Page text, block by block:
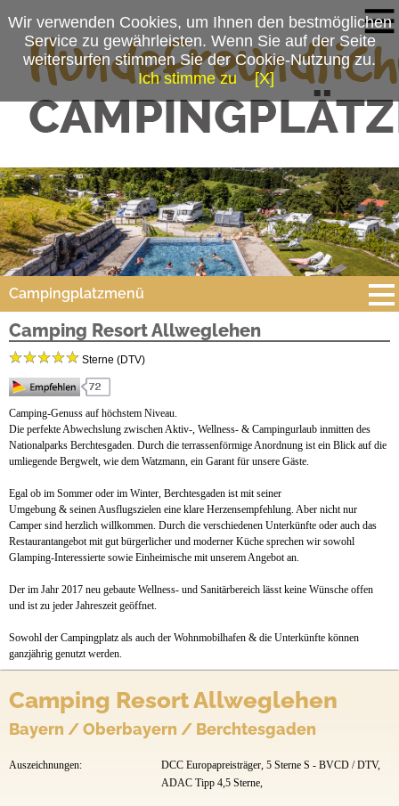
Campingplatzmenü
Platzdaten
Anfahrt
News
Camping Resort Allweglehen
Sterne (DTV)
Camping-Genuss auf höchstem Niveau.
Die perfekte Abwechslung zwischen Aktiv-, Wellness- & Campingurlaub inmitten des
Nationalparks Berchtesgaden. Durch die terrassenförmige Anordnung ist ein Blick auf die
umliegende Bergwelt, wie dem Watzmann, ein Garant für unsere Gäste.
Egal ob im Sommer oder im Winter, Berchtesgaden ist mit seiner
Umgebung & seinen Ausflugszielen eine klare Herzensempfehlung. Aber nicht nur
Camper sind herzlich willkommen. Durch die verschiedenen Unterkünfte oder auch das
Restaurantangebot mit gut bürgerlicher und moderner Küche sprechen wir sowohl
Glamping-Interessierte sowie Einheimische mit unserem Angebot an.
Der im Jahr 2017 neu gebaute Wellness- und Sanitärbereich lässt keine Wünsche offen
und ist zu jeder Jahreszeit geöffnet.
Sowohl der Campingplatz als auch der Wohnmobilhafen & die Unterkünfte können
ganzjährig genutzt werden.
Camping Resort Allweglehen
Bayern / Oberbayern / Berchtesgaden
Auszeichnungen:
DCC Europapreisträger, 5 Sterne S - BVCD / DTV,
ADAC Tipp 4,5 Sterne,
Wir verwenden Cookies, um Ihnen den bestmöglichen
Service zu gewährleisten. Wenn Sie auf der Seite
weitersurfen stimmen Sie der Cookie-Nutzung zu.
Ich stimme zu
[X]